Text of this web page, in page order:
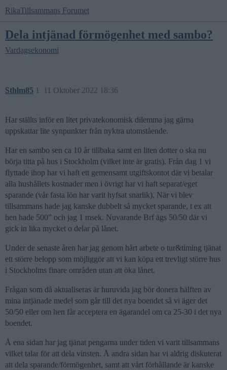
RikaTillsammans Forumet
Dela intjänad förmögenhet med sambo?
Vardagsekonomi
Sthlm85 11 Oktober 2022 18:36
1
Har ställts inför en litet privatekonomisk dilemma jag gärna
uppskattar lite synpunkter från nyktra utomstående.
Har en sambo sen ca 10 år tillbaka samt en liten dotter o ska nu
börja titta på hus i Stockholm (vilket inte är gratis). Från dag 1 vi
flyttade ihop har vi haft ett gemensamt utgiftskontot där vi betalar
alla hushållets kostnader men i övrigt har vi haft separat/eget
sparande (vår fasta lön har varit hyfsat snarlik). När vi blev
tillsammans hade jag kanske dubbelt så mycket sparande, t ex att
hen hade 500” och jag 1 msek. Nuvarande Brf ägs 50/50 där vi
gick in lika mycket o delar på lånet.
Under de senaste åren har jag genom hårt arbete o tur&timing tjänat
ett större belopp som möjliggör att vi kan köpa ett trevligt större hus
i Stockholms finare områden utan att öka lånet.
Frågan som då aktualiseras är huruvida jag bör donera hälften av
mina intjänade medel som går till det nya boendet så vi äger det
50/50 eller om hen får acceptera en ägarandel om ca 25-30 i det nya
boendet.
Å ena sidan har jag tjänat pengarna under tiden vi varit tillsammans
vilket talar för att dela vinsten. Å andra sidan har vi aldrig diskuterat
att dela sparande/förmögenhet, samt att vårt förhållande är kanske